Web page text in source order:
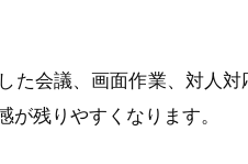
た会議、画面作業、対人
が残りやすくなります。